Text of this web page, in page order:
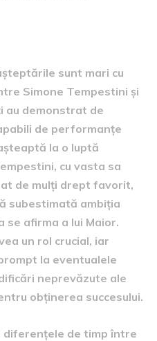
sunt mari cu
Simone Tempestini și
au demonstrat de
de performanțe
la o luptă
cu vasta sa
de mulți drept favorit,
subestimată ambiția
se afirma a lui Maior.
un rol crucial, iar
la eventualele
neprevăzute ale
obținerea succesului.
diferențele de timp între